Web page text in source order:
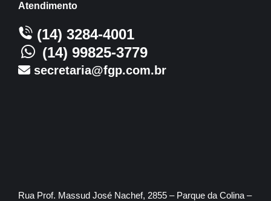
Atendimento
(14) 3284-4001
(14) 99825-3779
secretaria@fgp.com.br
Rua Prof. Massud José Nachef, 2855 – Parque da Colina –